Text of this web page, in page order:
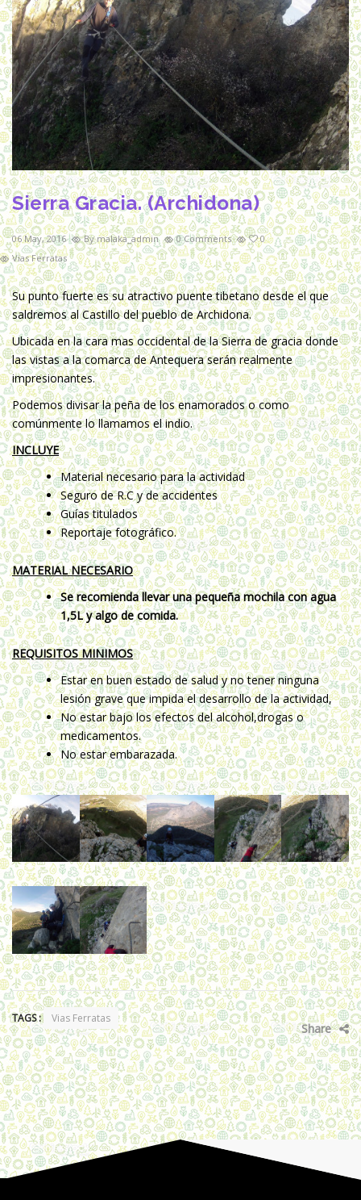
Sierra Gracia. (Archidona)
06 May, 2016 By malaka_admin 0 Comments
0
Vias Ferratas
Su punto fuerte es su atractivo puente tibetano desde el que
saldremos al Castillo del pueblo de Archidona.
Ubicada en la cara mas occidental de la Sierra de gracia donde
las vistas a la comarca de Antequera serán realmente
impresionantes.
Podemos divisar la peña de los enamorados o como
comúnmente lo llamamos el indio.
INCLUYE
Material necesario para la actividad
Seguro de R.C y de accidentes
Guías titulados
Reportaje fotográfico.
MATERIAL NECESARIO
Se recomienda llevar una pequeña mochila con agua
1,5L y algo de comida.
REQUISITOS MINIMOS
Estar en buen estado de salud y no tener ninguna
lesión grave que impida el desarrollo de la actividad,
No estar bajo los efectos del alcohol,drogas o
medicamentos.
No estar embarazada.
TAGS : Vias Ferratas
Share